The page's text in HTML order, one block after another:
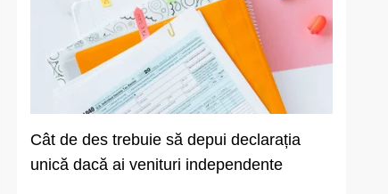
Cât de des trebuie să depui declarația
unică dacă ai venituri independente
De ce apare senzația de
greață după mese și cum
o prevenim?
SĂNĂTATE
5
echilibru în viață și cum îl
recunoști când îl ai
PERSPECTIVE